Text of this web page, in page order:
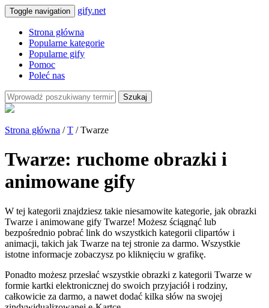
Toggle navigation gify.net
Strona główna
Popularne kategorie
Popularne gify
Pomoc
Poleć nas
Szukaj
Strona główna /T / Twarze
Twarze: ruchome obrazki i
animowane gify
W tej kategorii znajdziesz takie niesamowite kategorie, jak obrazki
Twarze i animowane gify Twarze! Możesz ściągnąć lub
bezpośrednio pobrać link do wszystkich kategorii clipartów i
animacji, takich jak Twarze na tej stronie za darmo. Wszystkie
istotne informacje zobaczysz po kliknięciu w grafikę.
Ponadto możesz przesłać wszystkie obrazki z kategorii Twarze w
formie kartki elektronicznej do swoich przyjaciół i rodziny,
całkowicie za darmo, a nawet dodać kilka słów na swojej